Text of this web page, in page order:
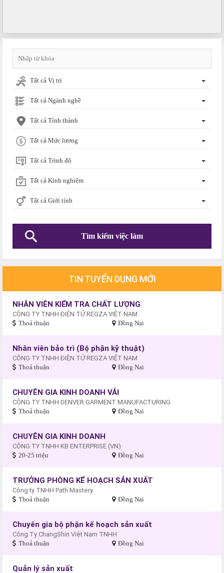
Tất cả Vị trí
Tất cả Ngành nghề
Tất cả Tỉnh thành
Tất cả Mức lương
Tất cả Trình độ
Tất cả Kinh nghiệm
Tất cả Giới tính
TIN TUYỂN DỤNG MỚI
NHÂN VIÊN KIỂM TRA CHẤT LƯỢNG
CÔNG TY TNHH ĐIỆN TỬ REGZA VIỆT NAM
Thoả thuận Đồng Nai
Nhân viên bảo trì (Bộ phận kỹ thuật)
CÔNG TY TNHH ĐIỆN TỬ REGZA VIỆT NAM
Thoả thuận Đồng Nai
CHUYÊN GIA KINH DOANH VẢI
CÔNG TY TNHH DENVER GARMENT MANUFACTURING
Thoả thuận Đồng Nai
CHUYÊN GIA KINH DOANH
CÔNG TY TNHH KB ENTERPRISE (VN)
20-25 triệu Đồng Nai
TRƯỞNG PHÒNG KẾ HOẠCH SẢN XUẤT
Công ty TNHH Path Mastery
Thoả thuận Đồng Nai
Chuyên gia bộ phận kế hoạch sản xuất
Công Ty ChangShin Việt Nam TNHH
Thoả thuận Đồng Nai
Quản lý sản xuất